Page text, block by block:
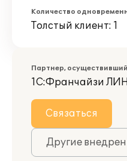
Количество
Толстый клиент: 1
Партнер,
1С:Франчайзи
Связаться
Другие